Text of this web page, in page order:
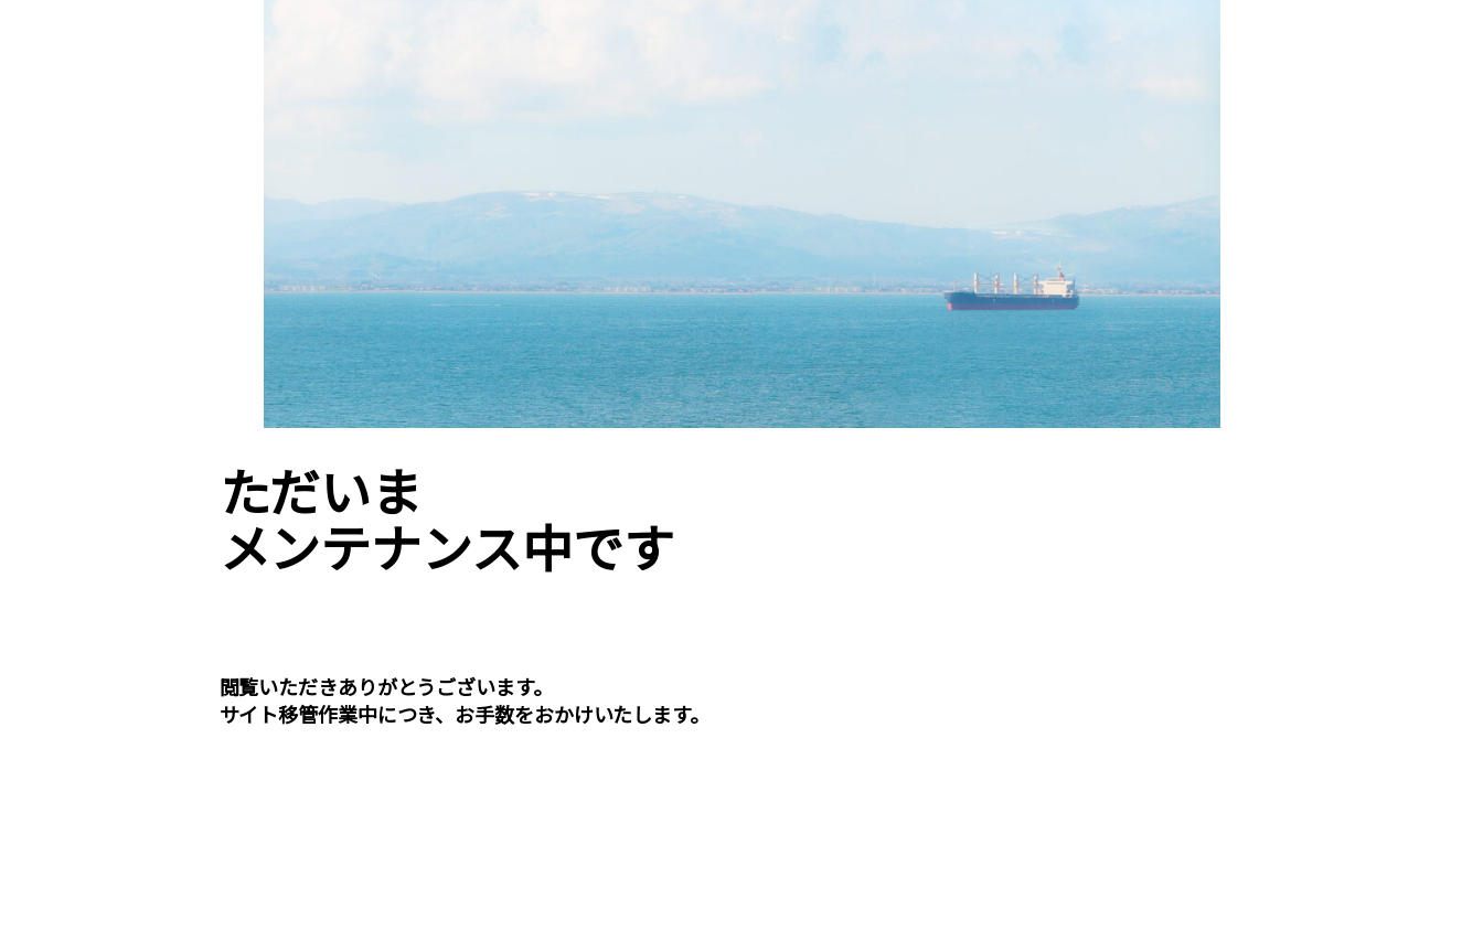
ただいま
メンテナンス中です
閲覧いただきありがとうございます。
サイト移管作業中につき、お手数をおかけいたします。